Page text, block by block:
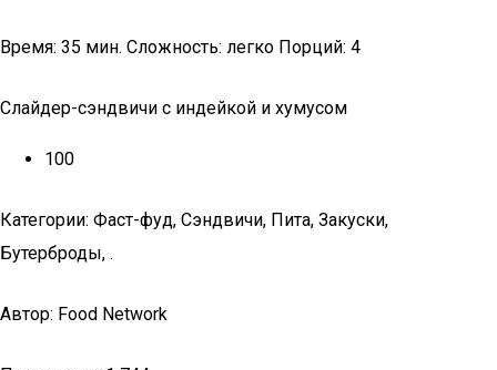
Время: 35 мин. Сложность: легко Порций: 4
Слайдер-сэндвичи с индейкой и хумусом
100
Категории: Фаст-фуд, Сэндвичи, Пита, Закуски,
Бутерброды, .
Автор: Food Network